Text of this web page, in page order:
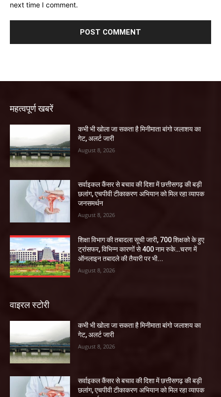
next time I comment.
महत्वपूर्ण खबरें
कभी भी खोला जा सकता है मिनीमाता बांगो जलाशय का
गेट, अलर्ट जारी
August 8, 2026
सर्वाइकल कैंसर से बचाव की दिशा में छत्तीसगढ़ की बड़ी
छलांग, एचपीवी टीकाकरण अभियान को मिल रहा व्यापक
जनसमर्थन
August 8, 2026
शिक्षा विभाग की तबादला सूची जारी, 700 शिक्षको के हुए
ट्रांसफर, विभिन्न कारणों से 400 नाम रुके…चरण में
ऑनलाइन तबादले की तैयारी पर भी...
August 8, 2026
वाइरल स्टोरी
कभी भी खोला जा सकता है मिनीमाता बांगो जलाशय का
गेट, अलर्ट जारी
August 8, 2026
सर्वाइकल कैंसर से बचाव की दिशा में छत्तीसगढ़ की बड़ी
छलांग, एचपीवी टीकाकरण अभियान को मिल रहा व्यापक